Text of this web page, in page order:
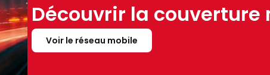
Découvrir la couverture
Voir le réseau mobile